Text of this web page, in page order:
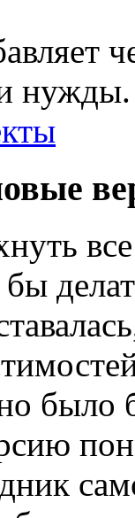
нужды.
было